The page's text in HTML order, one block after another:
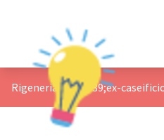
Rigeneriamo l&#39;ex-